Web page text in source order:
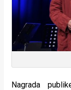
Nagrada